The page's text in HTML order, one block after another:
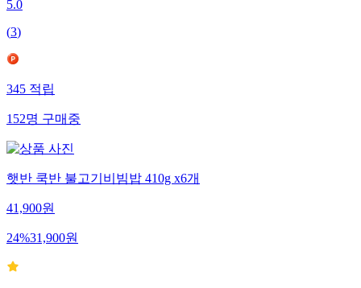
5.0
(3)
345적립
152명구매중
햇반 쿡반 불고기비빔밥 410g x6개
41,900원
24%31,900원